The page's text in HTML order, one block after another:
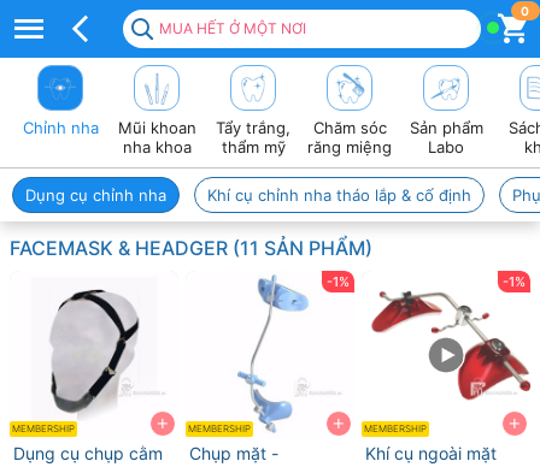
MUA HẾT Ở MỘT NƠI
0
FaceMask
&
Headgear
chỉnh
nha
–
Khí
Class
&
Chỉnh nha
Mũi khoan
nha khoa
Tẩy trắng,
thẩm mỹ
Chăm sóc
răng miệng
Sản phẩm
Labo
Dụng cụ chỉnh nha Khí cụ chỉnh nha tháo lắp & cố định
FACEMASK & HEADGER (11 SẢN PHẨM)
+
MEMBERSHIP
Dụng cụ chụp cằm
-1%
+
MEMBERSHIP
Chụp mặt -
-1%
+
MEMBERSHIP
Khí cụ ngoài mặt